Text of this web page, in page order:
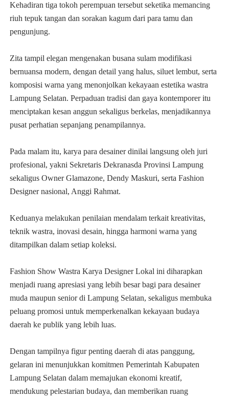
Kehadiran tiga tokoh perempuan tersebut seketika memancing
riuh tepuk tangan dan sorakan kagum dari para tamu dan
pengunjung.
Zita tampil elegan mengenakan busana sulam modifikasi
bernuansa modern, dengan detail yang halus, siluet lembut, serta
komposisi warna yang menonjolkan kekayaan estetika wastra
Lampung Selatan. Perpaduan tradisi dan gaya kontemporer itu
menciptakan kesan anggun sekaligus berkelas, menjadikannya
pusat perhatian sepanjang penampilannya.
Pada malam itu, karya para desainer dinilai langsung oleh juri
profesional, yakni Sekretaris Dekranasda Provinsi Lampung
sekaligus Owner Glamazone, Dendy Maskuri, serta Fashion
Designer nasional, Anggi Rahmat.
Keduanya melakukan penilaian mendalam terkait kreativitas,
teknik wastra, inovasi desain, hingga harmoni warna yang
ditampilkan dalam setiap koleksi.
Fashion Show Wastra Karya Designer Lokal ini diharapkan
menjadi ruang apresiasi yang lebih besar bagi para desainer
muda maupun senior di Lampung Selatan, sekaligus membuka
peluang promosi untuk memperkenalkan kekayaan budaya
daerah ke publik yang lebih luas.
Dengan tampilnya figur penting daerah di atas panggung,
gelaran ini menunjukkan komitmen Pemerintah Kabupaten
Lampung Selatan dalam memajukan ekonomi kreatif,
mendukung pelestarian budaya, dan memberikan ruang